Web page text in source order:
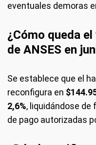
eventuales demoras
¿Cómo queda
de ANSES en
Se establece que el
reconfigura en
2,6%, liquidándose de
de pago autorizadas